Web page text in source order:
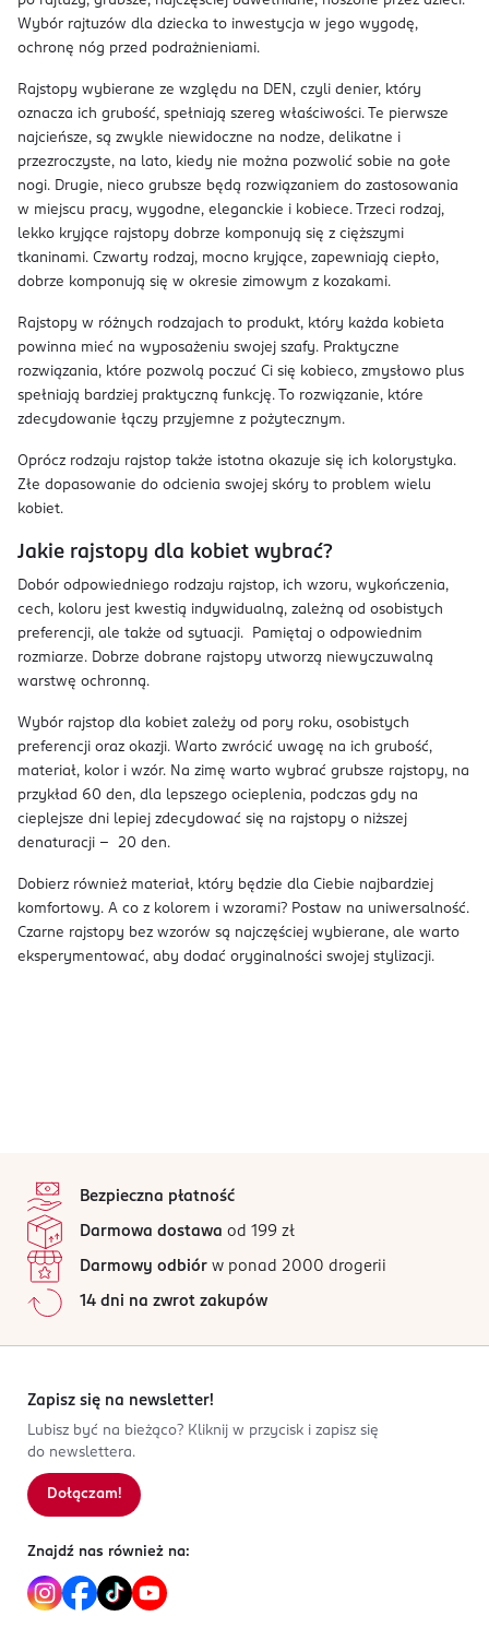
Wybór rajtuzów dla dziecka to inwestycja w jego wygodę,
ochronę nóg przed podrażnieniami.
Rajstopy wybierane ze względu na DEN, czyli denier, który
oznacza ich grubość, spełniają szereg właściwości. Te pierwsze
najcieńsze, są zwykle niewidoczne na nodze, delikatne i
przezroczyste, na lato, kiedy nie można pozwolić sobie na gołe
nogi. Drugie, nieco grubsze będą rozwiązaniem do zastosowania
w miejscu pracy, wygodne, eleganckie i kobiece. Trzeci rodzaj,
lekko kryjące rajstopy dobrze komponują się z cięższymi
tkaninami. Czwarty rodzaj, mocno kryjące, zapewniają ciepło,
dobrze komponują się w okresie zimowym z kozakami.
Rajstopy w różnych rodzajach to produkt, który każda kobieta
powinna mieć na wyposażeniu swojej szafy. Praktyczne
rozwiązania, które pozwolą poczuć Ci się kobieco, zmysłowo plus
spełniają bardziej praktyczną funkcję. To rozwiązanie, które
zdecydowanie łączy przyjemne z pożytecznym.
Oprócz rodzaju rajstop także istotna okazuje się ich kolorystyka.
Złe dopasowanie do odcienia swojej skóry to problem wielu
kobiet.
Jakie rajstopy dla kobiet wybrać?
Dobór odpowiedniego rodzaju rajstop, ich wzoru, wykończenia,
cech, koloru jest kwestią indywidualną, zależną od osobistych
preferencji, ale także od sytuacji. Pamiętaj o odpowiednim
rozmiarze. Dobrze dobrane rajstopy utworzą niewyczuwalną
warstwę ochronną.
Wybór rajstop dla kobiet zależy od pory roku, osobistych
preferencji oraz okazji. Warto zwrócić uwagę na ich grubość,
materiał, kolor i wzór. Na zimę warto wybrać grubsze rajstopy, na
przykład 60 den, dla lepszego ocieplenia, podczas gdy na
cieplejsze dni lepiej zdecydować się na rajstopy o niższej
denaturacji – 20 den.
Dobierz również materiał, który będzie dla Ciebie najbardziej
komfortowy. A co z kolorem i wzorami? Postaw na uniwersalność.
Czarne rajstopy bez wzorów są najczęściej wybierane, ale warto
eksperymentować, aby dodać oryginalności swojej stylizacji.
Bezpieczna płatność
Darmowa dostawa od 199 zł
Darmowy odbiór w ponad 2000 drogerii
14 dni na zwrot zakupów
Zapisz się na newsletter!
Lubisz być na bieżąco? Kliknij w przycisk i zapisz się
do newslettera.
Dołączam!
Znajdź nas również na: